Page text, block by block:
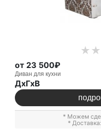
от 23 500₽
Диван для кухни
ДxГxВ
* Можем
*